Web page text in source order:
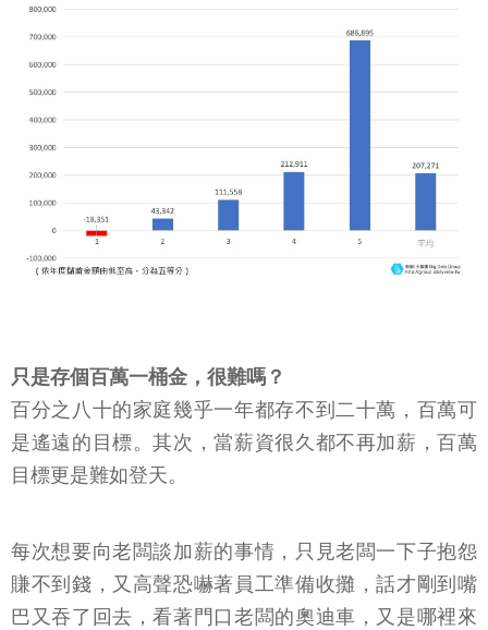
只是存個百萬一桶金，很難嗎？
百分之八十的家庭幾乎一年都存不到二十萬，百萬可
是遙遠的目標。其次，當薪資很久都不再加薪，百萬
目標更是難如登天。
每次想要向老闆談加薪的事情，只見老闆一下子抱怨
賺不到錢，又高聲恐嚇著員工準備收攤，話才剛到嘴
巴又吞了回去，看著門口老闆的奧迪車，又是哪裡來